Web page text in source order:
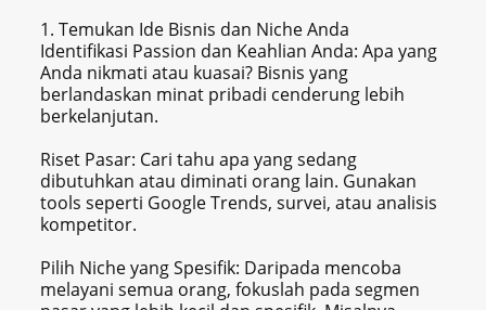
1. Temukan Ide Bisnis dan Niche Anda
Identifikasi Passion dan Keahlian Anda: Apa yang
Anda nikmati atau kuasai? Bisnis yang
berlandaskan minat pribadi cenderung lebih
berkelanjutan.
Riset Pasar: Cari tahu apa yang sedang
dibutuhkan atau diminati orang lain. Gunakan
tools seperti Google Trends, survei, atau analisis
kompetitor.
Pilih Niche yang Spesifik: Daripada mencoba
melayani semua orang, fokuslah pada segmen